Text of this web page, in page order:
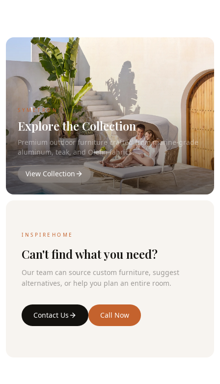
SYMETRON
Explore the Collection
Premium outdoor furniture crafted from marine-grade
aluminum, teak, and Olefin fabrics.
View Collection
INSPIREHOME
Can't find what you need?
Our team can source custom furniture, suggest
alternatives, or help you plan an entire room.
Contact Us Call Now